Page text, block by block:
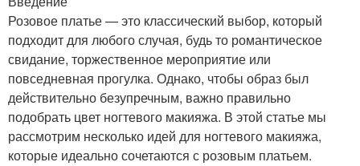
Розовое платье — это классический выбор, который
подходит для любого случая, будь то романтическое
свидание, торжественное мероприятие или
повседневная прогулка. Однако, чтобы образ был
действительно безупречным, важно правильно
подобрать цвет ногтевого макияжа. В этой статье мы
рассмотрим несколько идей для ногтевого макияжа,
которые идеально сочетаются с розовым платьем.